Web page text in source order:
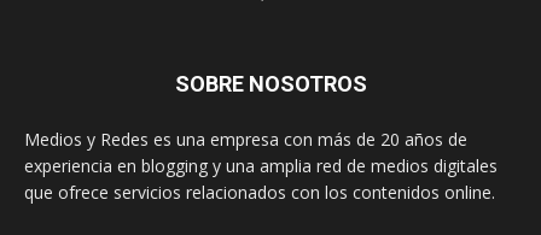
SOBRE NOSOTROS
Medios y Redes es una empresa con más de 20 años de
experiencia en blogging y una amplia red de medios digitales
que ofrece servicios relacionados con los contenidos online.